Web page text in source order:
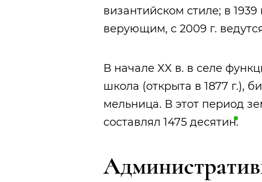
византийском стиле; в
верующим, с 2009 г.
В начале XX в. в селе
школа (открыта в 1877 г.),
мельница. В этот период
составлял 1475 десятин.